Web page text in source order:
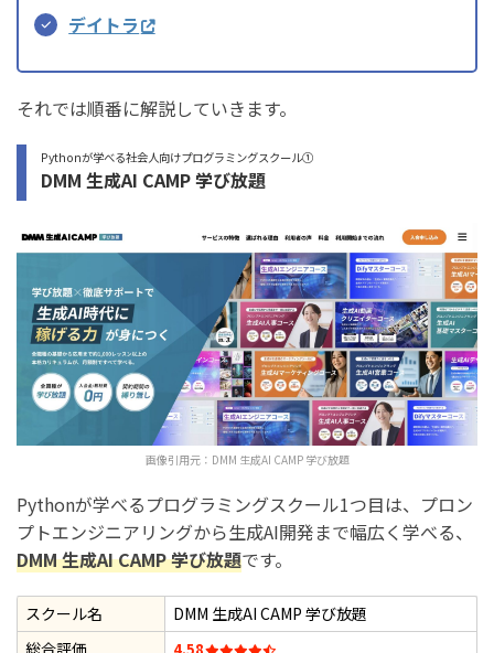
デイトラ
それでは順番に解説していきます。
Pythonが学べる社会人向けプログラミングスクール①
DMM 生成AI CAMP 学び放題
画像引用元： DMM 生成AI CAMP 学び放題
Pythonが学べるプログラミングスクール1つ目は、プロン
プトエンジニアリングから生成AI開発まで幅広く学べる、
DMM 生成AI CAMP 学び放題です。
スクール名
DMM 生成AI CAMP 学び放題
総合評価